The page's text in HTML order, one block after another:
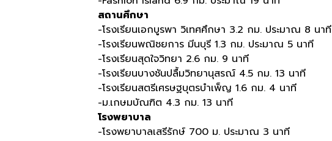
สถานศึกษา
-โรงเรียนเอกบูรพา วิเทศศึกษา 3.2 กม. ประมาณ 8 นาที
-โรงเรียนพณิชยการ มีนบุรี 1.3 กม. ประมาณ 5 นาที
-โรงเรียนสุดใจวิทยา 2.6 กม. 9 นาที
-โรงเรียนบางชันปลื้มวิทยานุสรณ์ 4.5 กม. 13 นาที
-โรงเรียนสตรีเศรษฐบุตรบำเพ็ญ 1.6 กม. 4 นาที
-ม.เกษมบัณฑิต 4.3 กม. 13 นาที
โรงพยาบาล
-โรงพยาบาลเสรีรักษ์ 700 ม. ประมาณ 3 นาที